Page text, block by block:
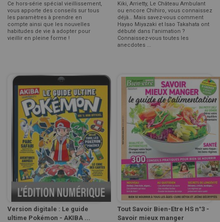
Ce hors-série spécial vieillissement,
vous apporte des conseils sur tous
les paramètres à prendre en
compte ainsi que les nouvelles
habitudes de vie à adopter pour
vieillir en pleine forme !
Kiki, Arrietty, Le Château Ambulant
ou encore Chihiro, vous connaissez
déjà… Mais savez-vous comment
Hayao Miyazaki et Isao Takahata ont
débuté dans l'animation ?
Connaissez-vous toutes les
anecdotes ...
Version digitale : Le guide
ultime Pokémon - AKIBA ...
Tout Savoir Bien-Etre HS n°3 -
Savoir mieux manger